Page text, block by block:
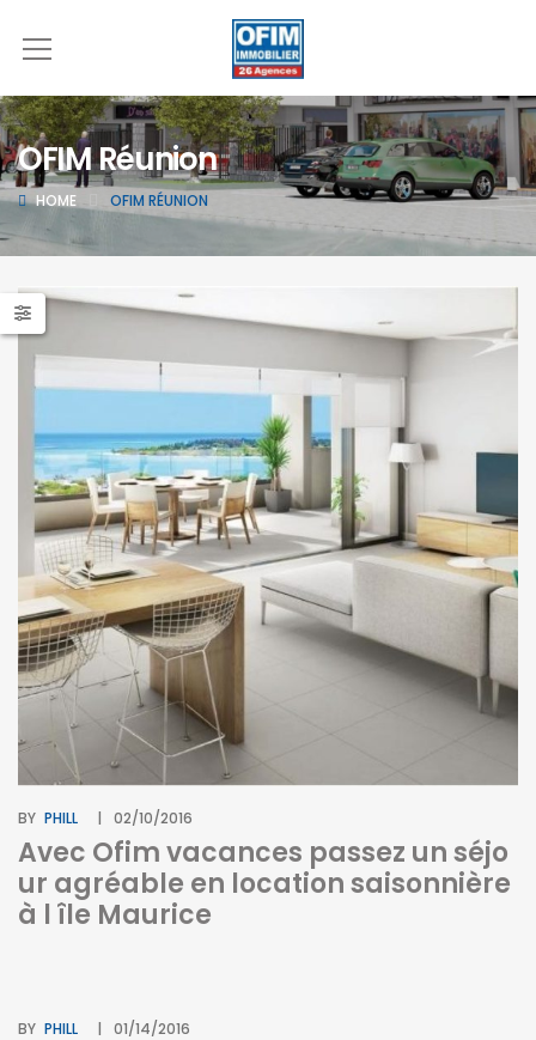
OFIM Réunion
HOME OFIM RÉUNION
BY PHILL 02/10/2016
Avec Ofim vacances passez un séjo
ur agréable en location saisonnière
à l île Maurice
BY PHILL 01/14/2016